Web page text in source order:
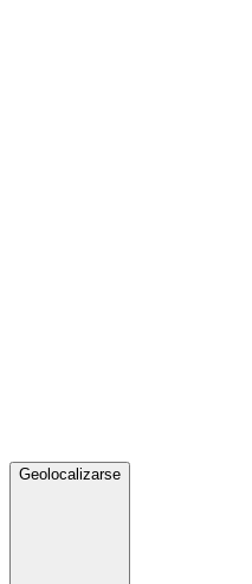
Geolocalizarse